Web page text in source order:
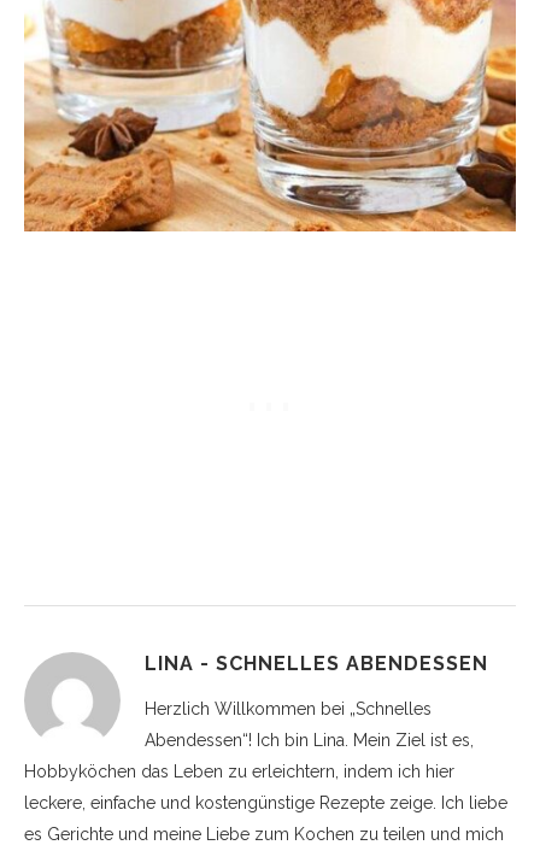
LINA - SCHNELLES ABENDESSEN
Herzlich Willkommen bei „Schnelles
Abendessen“! Ich bin Lina. Mein Ziel ist es,
Hobbyköchen das Leben zu erleichtern, indem ich hier
leckere, einfache und kostengünstige Rezepte zeige. Ich liebe
es Gerichte und meine Liebe zum Kochen zu teilen und mich